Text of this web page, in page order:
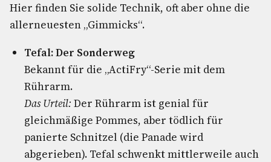
Hier finden Sie solide Technik, oft aber ohne die
allerneuesten „Gimmicks“.
Tefal: Der Sonderweg
Bekannt für die „ActiFry“-Serie mit dem
Rührarm.
Das Urteil: Der Rührarm ist genial für
gleichmäßige Pommes, aber tödlich für
panierte Schnitzel (die Panade wird
abgerieben). Tefal schwenkt mittlerweile auch